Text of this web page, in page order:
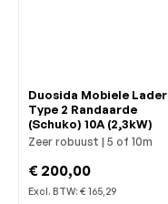
Duosida Mobiele Lader
Type 2 Randaarde
(Schuko) 10A (2,3kW)
Zeer robuust | 5 of 10m
€ 200,00
Excl. BTW: € 165,29